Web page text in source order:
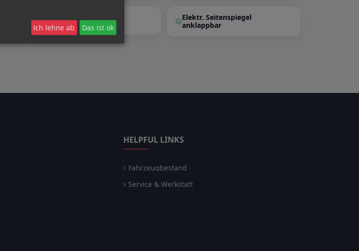
Abgedunkelte Scheiben
Elektr. Seitenspiegel
anklappbar
HELPFUL LINKS
Fahrzeugbestand
Service & Werkstatt
Ich lehne ab Das ist ok